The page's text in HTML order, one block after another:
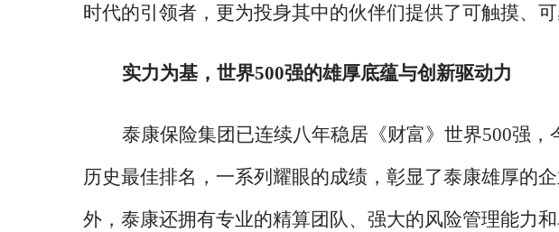
时代的引领者，更为投身其中的伙伴们提供了可触摸、可
实力为基，世界500强的雄厚底蕴与创新驱动力
泰康保险集团已连续八年稳居《财富》世界500强，
历史最佳排名，一系列耀眼的成绩，彰显了泰康雄厚的
外，泰康还拥有专业的精算团队、强大的风险管理能力